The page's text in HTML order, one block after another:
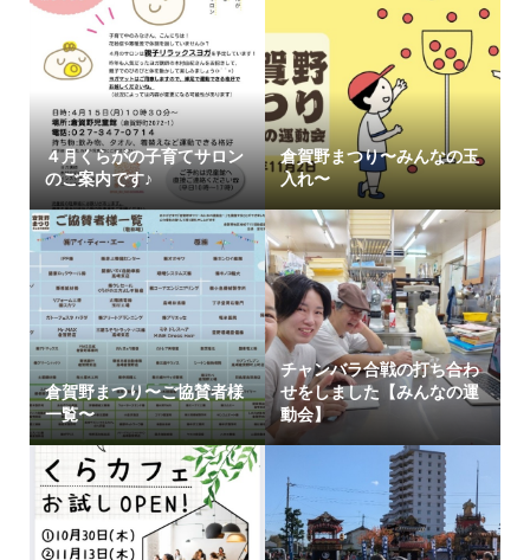
４月くらがの子育てサロン
のご案内です♪
倉賀野まつり〜みんなの玉
入れ〜
倉賀野まつり〜ご協賛者様
一覧〜
チャンバラ合戦の打ち合わ
せをしました【みんなの運
動会】